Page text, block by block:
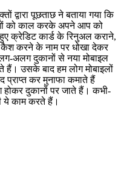
द्वारा पूछताछ ने बताया गया कि
को काल करके अपने आप को
हुए क्रेडिट कार्ड के रिनुअल कराने,
कैश करने के नाम पर धोखा देकर
अलग दुकानों से नया मोबाइल
उसके बाद हम लोग मोबाइलों
प्राप्त कर मुनाफा कमाते हैं
दुकानों पर जाते हैं। कभी-
ये काम करते हैं।